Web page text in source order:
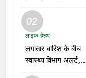
02
लाइफ-हेल्थ
लगातार बारिश के बीच
स्वास्थ्य विभाग अलर्ट,